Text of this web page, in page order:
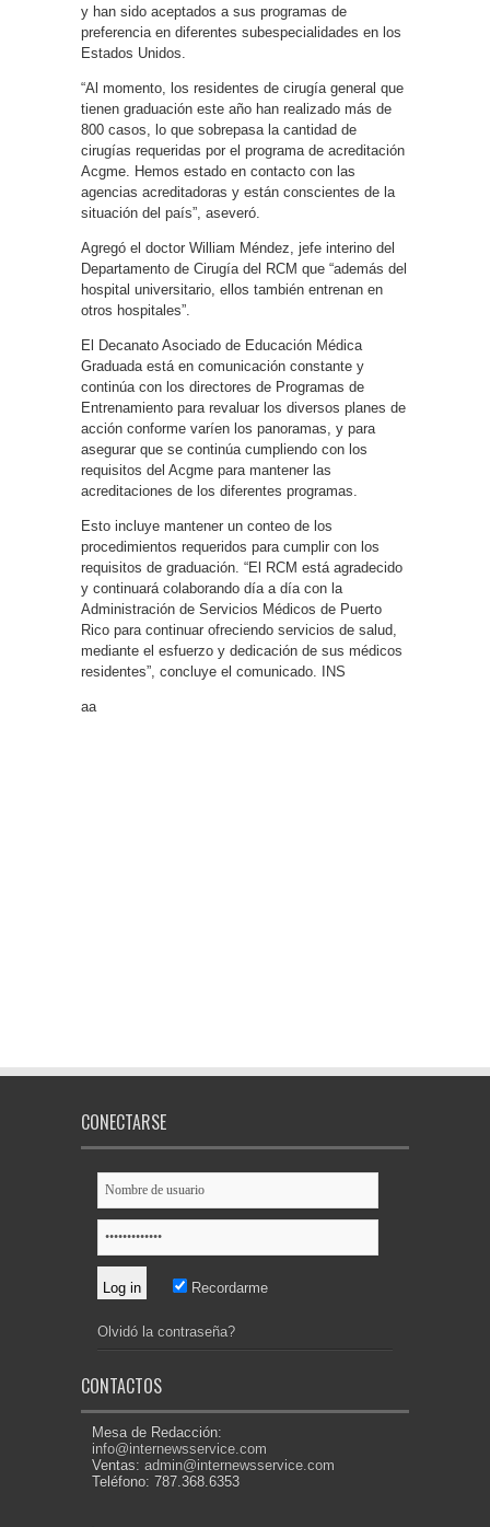
y han sido aceptados a sus programas de
preferencia en diferentes subespecialidades en los
Estados Unidos.
“Al momento, los residentes de cirugía general que
tienen graduación este año han realizado más de
800 casos, lo que sobrepasa la cantidad de
cirugías requeridas por el programa de acreditación
Acgme. Hemos estado en contacto con las
agencias acreditadoras y están conscientes de la
situación del país”, aseveró.
Agregó el doctor William Méndez, jefe interino del
Departamento de Cirugía del RCM que “además del
hospital universitario, ellos también entrenan en
otros hospitales”.
El Decanato Asociado de Educación Médica
Graduada está en comunicación constante y
continúa con los directores de Programas de
Entrenamiento para revaluar los diversos planes de
acción conforme varíen los panoramas, y para
asegurar que se continúa cumpliendo con los
requisitos del Acgme para mantener las
acreditaciones de los diferentes programas.
Esto incluye mantener un conteo de los
procedimientos requeridos para cumplir con los
requisitos de graduación. “El RCM está agradecido
y continuará colaborando día a día con la
Administración de Servicios Médicos de Puerto
Rico para continuar ofreciendo servicios de salud,
mediante el esfuerzo y dedicación de sus médicos
residentes”, concluye el comunicado. INS
aa
CONECTARSE
Recordarme
Olvidó la contraseña?
CONTACTOS
Mesa de Redacción:
info@internewsservice.com
Ventas: admin@internewsservice.com
Teléfono: 787.368.6353